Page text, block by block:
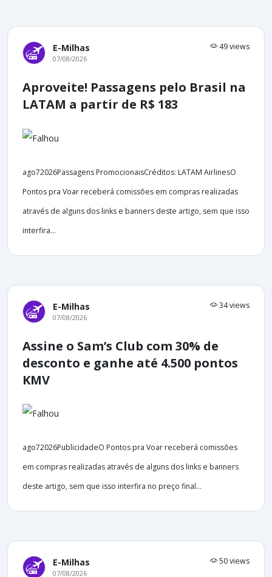
E-Milhas 49 views
07/08/2026
Aproveite! Passagens pelo Brasil na
LATAM a partir de R$ 183
ago72026Passagens PromocionaisCréditos: LATAM AirlinesO
Pontos pra Voar receberá comissões em compras realizadas
através de alguns dos links e banners deste artigo, sem que isso
interfira...
E-Milhas 34 views
07/08/2026
Assine o Sam’s Club com 30% de
desconto e ganhe até 4.500 pontos
KMV
ago72026PublicidadeO Pontos pra Voar receberá comissões
em compras realizadas através de alguns dos links e banners
deste artigo, sem que isso interfira no preço final...
E-Milhas 50 views
07/08/2026